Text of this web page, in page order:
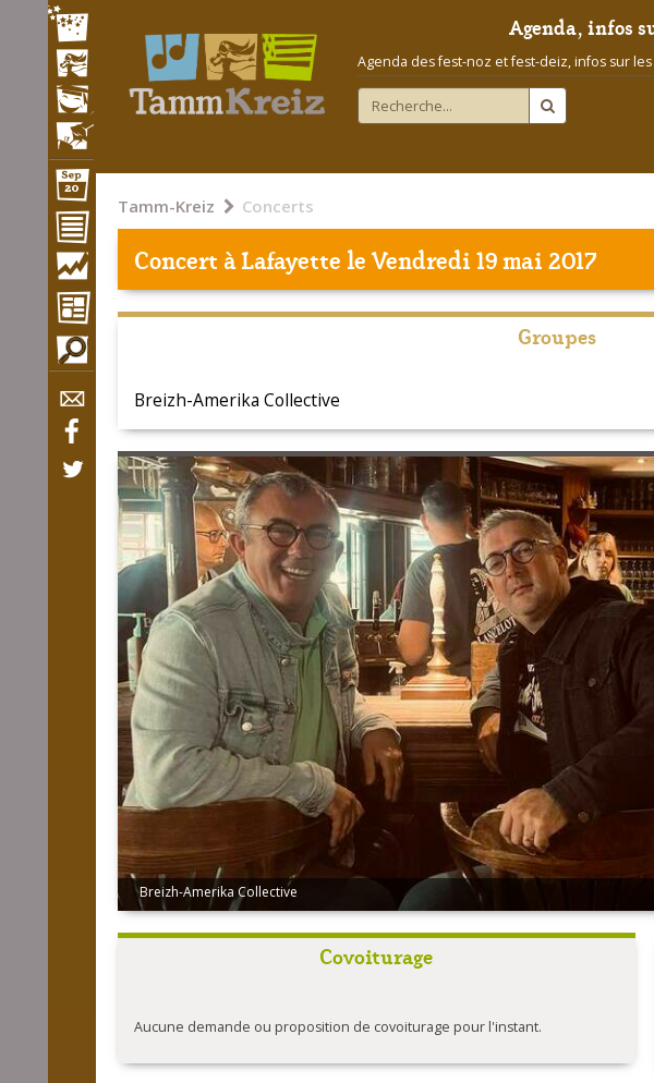
Agenda, infos
Agenda des fest-noz et fest-deiz, infos sur
Tamm-Kreiz Concerts
Concert àLafayette le Vendredi 19 mai 2017
Groupes
Breizh-Amerika Collective
Breizh-Amerika Collective
Covoiturage
Aucune demande ou proposition de covoiturage pour l'instant.